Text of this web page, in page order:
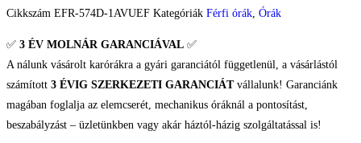
Cikkszám EFR-574D-1AVUEF Kategóriák Férfi órák Órák
✅ 3 ÉV MOLNÁR GARANCIÁVAL ✅
A nálunk vásárolt karórákra a gyári garanciától függetlenül, a vásárlástól
számított 3 ÉVIG SZERKEZETI GARANCIÁTvállalunk! Garanciánk
magában foglalja az elemcserét, mechanikus óráknál a pontosítást,
beszabályzást – üzletünkben vagy akár háztól-házig szolgáltatással is!